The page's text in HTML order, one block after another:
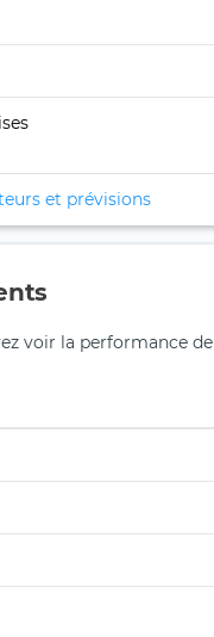
et prévisions
voir la performance